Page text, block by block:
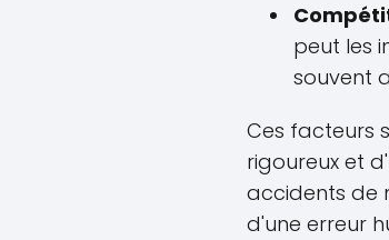
peut les
souvent
Ces facteurs
rigoureux et
accidents de
d'une erreur